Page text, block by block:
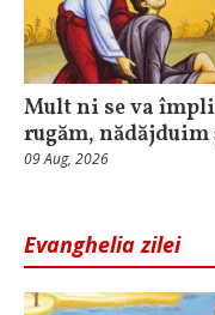
Mult ni se va
rugăm,
09 Aug, 2026
Evanghelia zilei